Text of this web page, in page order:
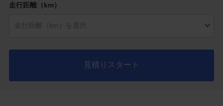
走行距離（km）
見積りスタート